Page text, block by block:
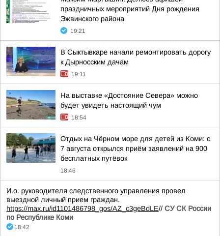
праздничных мероприятий Дня рождения
Эжвинского района
19:21
В Сыктывкаре начали ремонтировать дорогу
к Дырносским дачам
19:11
На выставке «Достояние Севера» можно
будет увидеть настоящий чум
18:54
Отдых на Чёрном море для детей из Коми: с
7 августа открылся приём заявлений на 900
бесплатных путёвок
18:46
И.о. руководителя следственного управления провел
выездной личный прием граждан.
https://max.ru/id1101486798_gos/AZ_c3geBdLE// СУ СК России
по Республике Коми
18:42